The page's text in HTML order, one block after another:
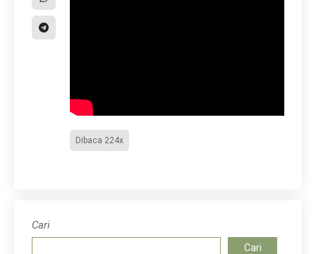
Dibaca 224x
Cari
Cari